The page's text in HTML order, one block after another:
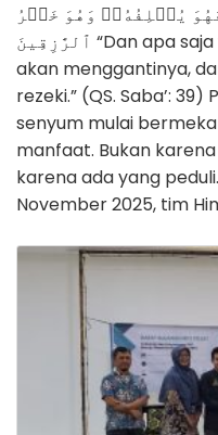
يُخۡلِفُهُۥۖ وَهُوَ خَيۡرُ
ٱلرَّٰزِقِينَ “Dan apa saja yang kamu infakkan, Allah
akan menggantinya,
rezeki.” (QS. Saba’:
senyum mulai
manfaat. Bukan
karena ada yang
November 2025, tim